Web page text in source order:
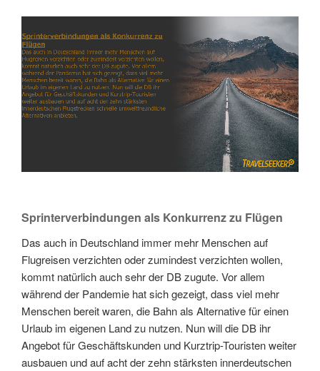
Sprinterverbindungen als Konkurrenz zu Flügen
Das auch in Deutschland immer mehr Menschen auf
Flugreisen verzichten oder zumindest verzichten wollen,
kommt natürlich auch sehr der DB zugute. Vor allem
während der Pandemie hat sich gezeigt, dass viel mehr
Menschen bereit waren, die Bahn als Alternative für einen
Urlaub im eigenen Land zu nutzen. Nun will die DB ihr
Angebot für Geschäftskunden und Kurztrip-Touristen weiter
ausbauen und auf acht der zehn stärksten innerdeutschen